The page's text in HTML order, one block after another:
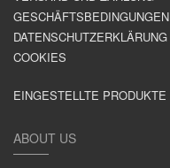
GESCHÄFTSBEDINGUNGEN
DATENSCHUTZERKLÄRUNG
COOKIES
EINGESTELLTE PRODUKTE
ABOUT US